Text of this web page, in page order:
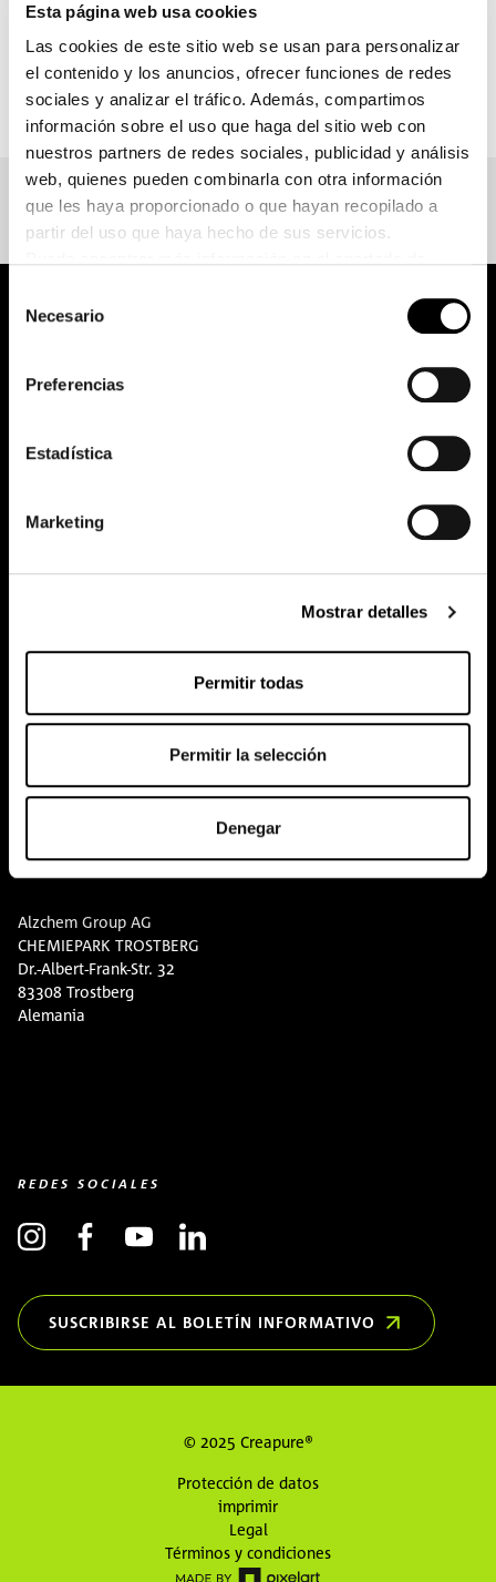
Esta página web usa cookies
Las cookies de este sitio web se usan para personalizar
el contenido y los anuncios, ofrecer funciones de redes
sociales y analizar el tráfico. Además, compartimos
información sobre el uso que haga del sitio web con
nuestros partners de redes sociales, publicidad y análisis
web, quienes pueden combinarla con otra información
que les haya proporcionado o que hayan recopilado a
partir del uso que haya hecho de sus servicios.
Haga clicaquí
Necesario
Preferencias
Estadística
Marketing
Mostrar detalles
Permitir todas
Permitir la selección
Denegar
pure.proven.perfect.
Creapure®
Eventos
Conocimiento sobre la creatina
Descargas
Alzchem Group AG
CHEMIEPARK TROSTBERG
Dr.-Albert-Frank-Str. 32
83308 Trostberg
Alemania
REDES SOCIALES
SUSCRIBIRSE AL BOLETÍN INFORMATIVO
(OPENS IN NEW WINDOW)
© 2025 Creapure®
Protección de datos
imprimir
Legal
Términos y condiciones